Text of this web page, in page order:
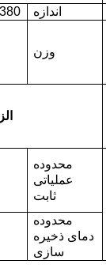
اندازه
380×220×45
وزن
محدوده
عملیاتی
ثابت
محدوده
دمای ذخیره
سازی